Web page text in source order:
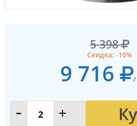
5 398
Скидка: -10%
9 716 /
- +